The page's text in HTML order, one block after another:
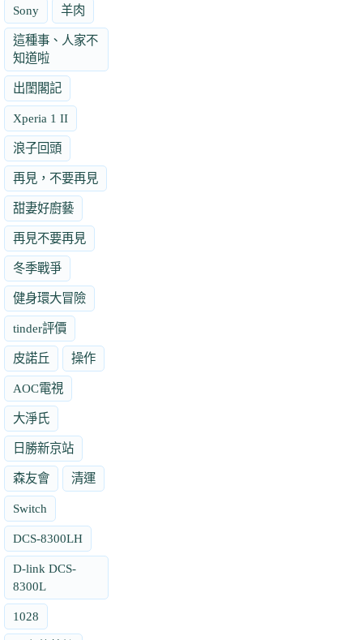
Sony 羊肉
這種事、人家不
知道啦
出閨閣記
Xperia 1 II
浪子回頭
再見，不要再見
甜妻好廚藝
再見不要再見
冬季戰爭
健身環大冒險
tinder評價
皮諾丘 操作
AOC電視
大淨氏
日勝新京站
森友會 清運
Switch
DCS-8300LH
D-link DCS-
8300L
1028